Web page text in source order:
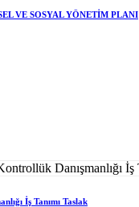
VE SOSYAL YÖNETİM PLANI
İş Tanımı Taslak